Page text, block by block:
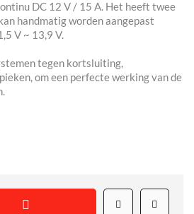
DC 12 V / 15 A. Het heeft twee
handmatig worden aangepast
V ~ 13,9 V.
tegen kortsluiting,
om een ​​perfecte werking van de